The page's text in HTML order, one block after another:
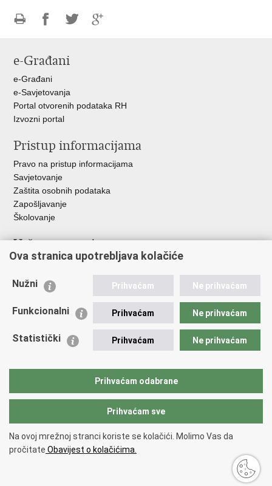
FacebookuTwitteru
e-Građani
e-Građani
e-Savjetovanja
Portal otvorenih podataka RH
Izvozni portal
Pristup informacijama
Pravo na pristup informacijama
Savjetovanje
Zaštita osobnih podataka
Zapošljavanje
Školovanje
Važne poveznice
Ministarstvo unutarnjih poslova
Udruge
Policijska akademija
Zaklada policijske solidarnosti
Vučetić"
Copyright © 2026 Policijska uprava požeško-slavonska.
korištenja.Izjava o pristupačnosti.
Ova stranica upotrebljava kolačiće
Nužni Prihvaćam Ne prihvaćam
Funkcionalni Prihvaćam Ne prihvaćam
Statistički Prihvaćam Ne prihvaćam
Prihvaćam odabrane
Prihvaćam sve
Na ovoj mrežnoj stranci koriste se kolačići. Molimo Vas da
pročitate Obavijest o kolačićima.